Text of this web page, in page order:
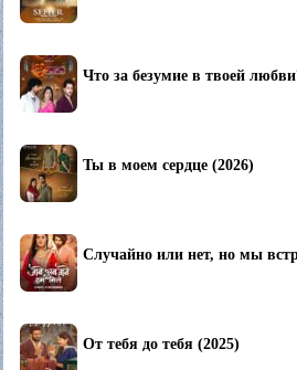
Что за безумие в твоей
Ты в моем сердце (2026)
Случайно или нет, но мы
От тебя до тебя (2025)